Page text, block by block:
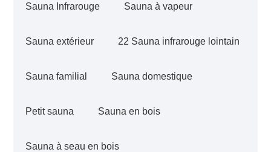
Sauna Infrarouge Sauna à vapeur
Sauna extérieur 22 Sauna infrarouge lointain
Sauna familial Sauna domestique
Petit sauna Sauna en bois
Sauna à seau en bois